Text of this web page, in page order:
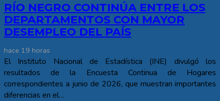
RÍO NEGRO CONTINÚA ENTRE LOS
DEPARTAMENTOS CON MAYOR
DESEMPLEO DEL PAÍS
hace 19 horas
El Instituto Nacional de Estadística (INE) divulgó los
resultados de la Encuesta Continua de Hogares
correspondientes a junio de 2026, que muestran importantes
diferencias en el…